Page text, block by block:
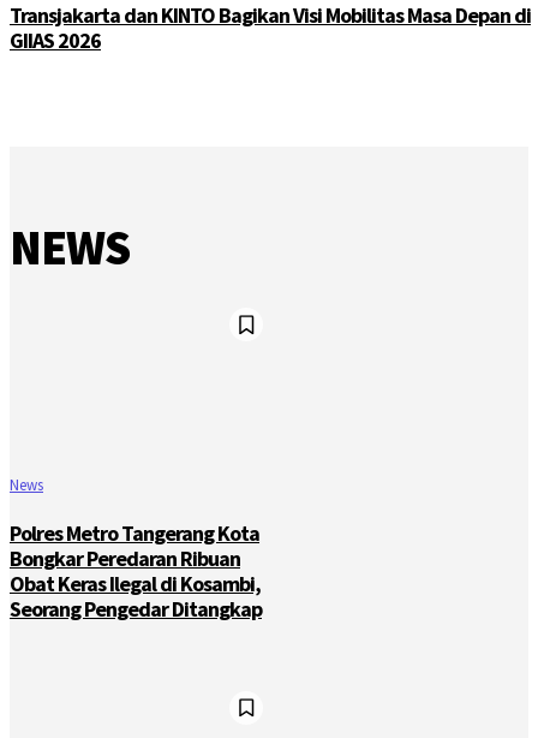
Transjakarta dan KINTO Bagikan Visi Mobilitas Masa Depan di
GIIAS 2026
NEWS
News
Polres Metro Tangerang Kota
Bongkar Peredaran Ribuan
Obat Keras Ilegal di Kosambi,
Seorang Pengedar Ditangkap